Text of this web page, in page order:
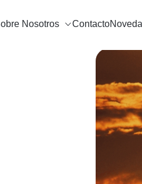
Nosotros Contacto